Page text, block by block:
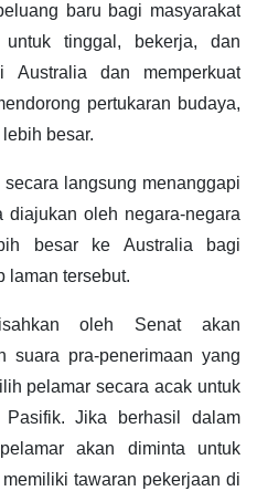
baru bagi masyarakat
tinggal, bekerja, dan
Australia dan memperkuat
pertukaran budaya,
besar.
langsung menanggapi
diajukan oleh negara-negara
besar ke Australia bagi
laman tersebut.
oleh Senat akan
suara pra-penerimaan yang
pelamar secara acak untuk
Pasifik. Jika berhasil dalam
akan diminta untuk
tawaran pekerjaan di